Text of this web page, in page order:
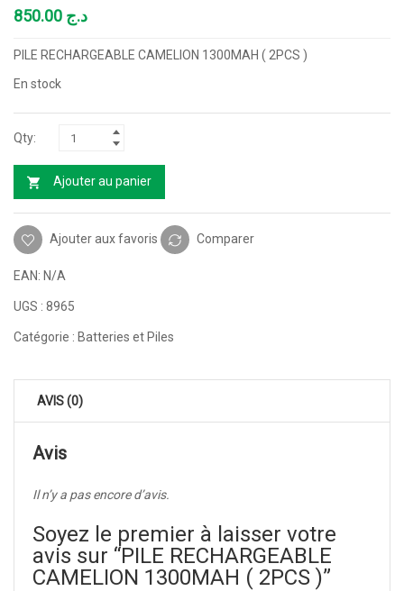
د.ج
PILE RECHARGEABLE CAMELION 1300MAH ( 2PCS )
En stock
Ajouter au panier
Ajouter aux favoris Comparer
EAN: N/A
UGS : 8965
Catégorie : Batteries et Piles
AVIS (0)
Avis
Il n’y a pas encore d’avis.
Soyez le premier à laisser votre
avis sur “PILE RECHARGEABLE
CAMELION 1300MAH ( 2PCS )”